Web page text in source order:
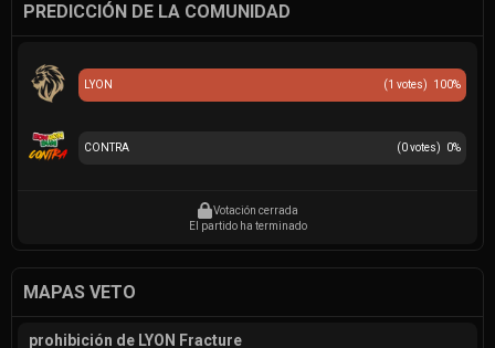
PREDICCIÓN DE LA COMUNIDAD
(1 votes) 100%
LYON
(0votes) 0%
CONTRA
Votación cerrada
El partido ha terminado
MAPAS VETO
prohibición de LYON Fracture